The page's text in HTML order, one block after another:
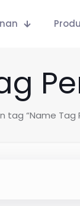
tag “Name Tag